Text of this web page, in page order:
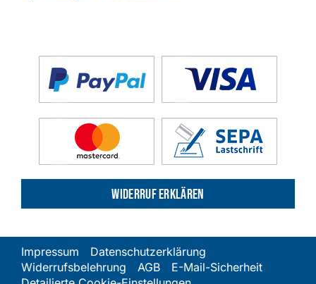
Widerruf erklären
Impressum
Datenschutzerklärung
Widerrufsbelehrung
AGB
E-Mail-Sicherheit